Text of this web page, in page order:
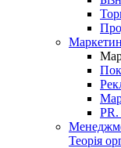
PR.
Теорія